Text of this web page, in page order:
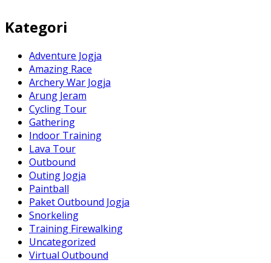
Kategori
Adventure Jogja
Amazing Race
Archery War Jogja
Arung Jeram
Cycling Tour
Gathering
Indoor Training
Lava Tour
Outbound
Outing Jogja
Paintball
Paket Outbound Jogja
Snorkeling
Training Firewalking
Uncategorized
Virtual Outbound